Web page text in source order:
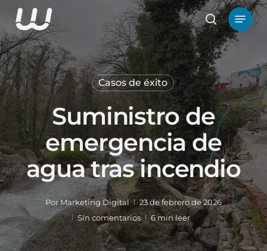
contenido
principal
busque en
Menú
Casos de éxito
Suministro de
emergencia de
agua tras incendio
Por Marketing Digital
23 de febrero de 2026
Sin comentarios
6 min leer